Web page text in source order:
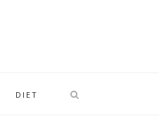
DIET